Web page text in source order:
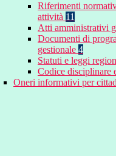
Riferimenti
attività 11
Atti amministrativi
Documenti di
gestionale 4
Statuti e leggi
Codice disciplinare
Oneri informativi per